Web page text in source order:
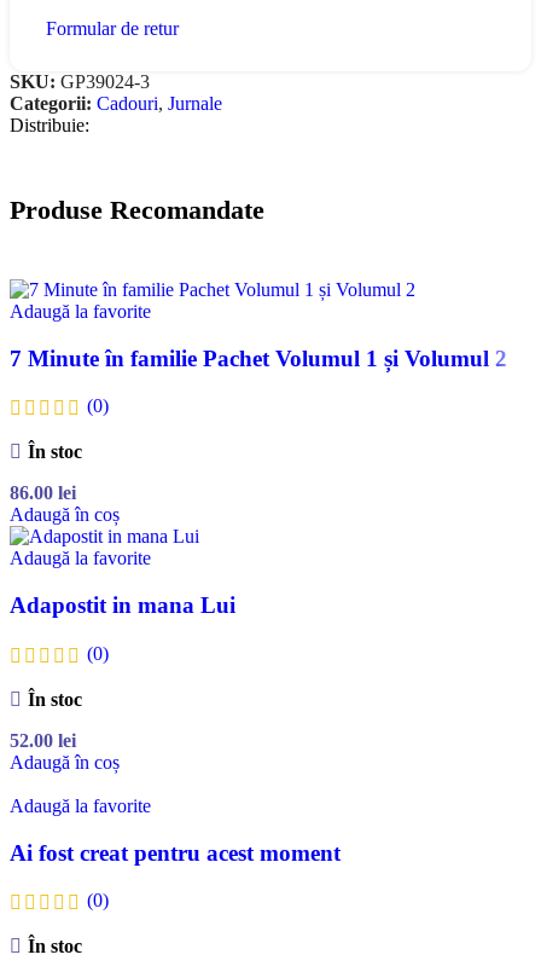
Formular de retur
SKU: GP39024-3
Categorii: Cadouri, Jurnale
Distribuie:
Produse Recomandate
Adaugă la favorite
7 Minute în familie Pachet Volumul 1 și Volumul 2
(0)
În stoc
86.00 lei
Adaugă în coș
Adaugă la favorite
Adapostit in mana Lui
(0)
În stoc
52.00 lei
Adaugă în coș
Adaugă la favorite
Ai fost creat pentru acest moment
(0)
În stoc